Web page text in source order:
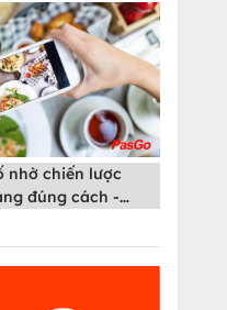
nhờ chiến lược
đúng cách -